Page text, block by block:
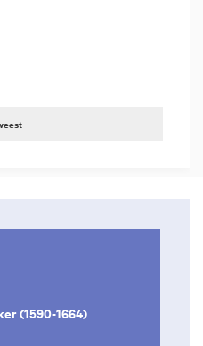
(1590-1664)